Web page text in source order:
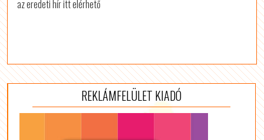
az eredeti hír itt elérhető
REKLÁMFELÜLET KIADÓ